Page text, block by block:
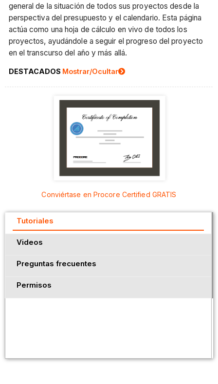
general de la situación de todos sus proyectos desde la
perspectiva del presupuesto y el calendario. Esta página
actúa como una hoja de cálculo en vivo de todos los
proyectos, ayudándole a seguir el progreso del proyecto
en el transcurso del año y más allá.
DESTACADOS Mostrar/Ocultar
Conviértase en Procore Certified GRATIS
Tutoriales
Videos
Preguntas frecuentes
Permisos